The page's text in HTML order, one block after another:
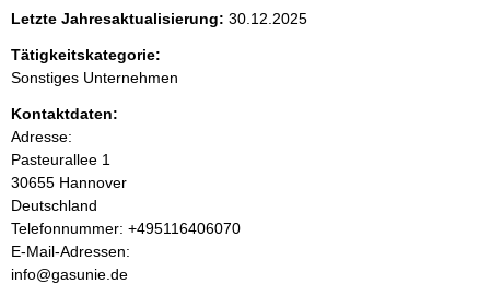
i
n
h
a
l
t
r
i
n
e
i
s
Letzte Jahresaktualisierung: 30.12.2025
Tätigkeitskategorie:
Sonstiges Unternehmen
Kontaktdaten:
Adresse:
Pasteurallee 1
30655 Hannover
Deutschland
K
o
n
Telefonnummer: +495116406070
E-Mail-Adressen:
info@gasunie.de